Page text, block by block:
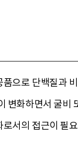
으로 단백질과
화하면서 굴
서의 접근이 필